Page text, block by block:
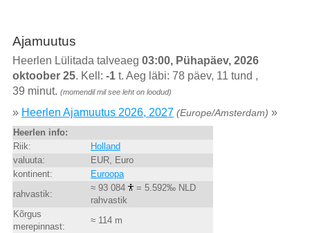
Ajamuutus
Heerlen Lülitada talveaeg 03:00, Pühapäev, 2026
oktoober 25. Kell: -1t. Aeg läbi: 78 päev, 11 tund ,
39 minut. (momendil mil see leht on loodud)
» Heerlen Ajamuutus 2026, 2027 (Europe/Amsterdam) »
Heerlen info:
Riik:
Holland
valuuta:
EUR, Euro
kontinent:
Euroopa
rahvastik:
≈ 93 084
= 5.592‰ NLD
rahvastik
Kõrgus
merepinnast:
≈ 114 m